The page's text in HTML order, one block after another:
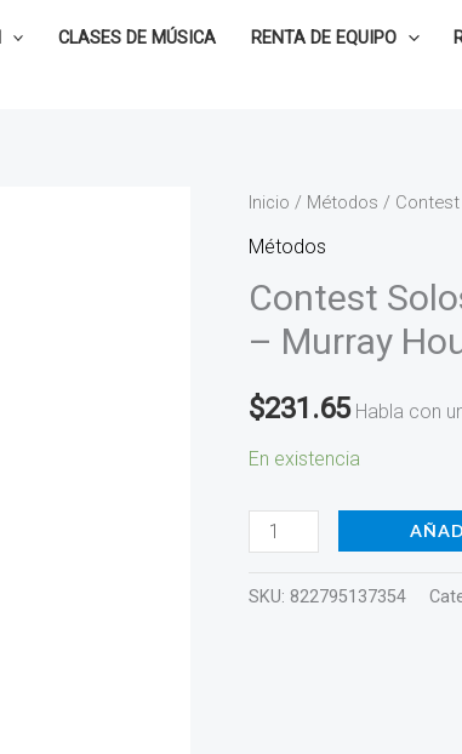
CLASES DE MÚSICA RENTA DE EQUIPO
Inicio / Métodos / Contest
Métodos
Contest
– Murray
$231.65 Habla con
En existencia
Contest
Solos
The
Young
-
Murray
13735
cantidad
SKU: 822795137354